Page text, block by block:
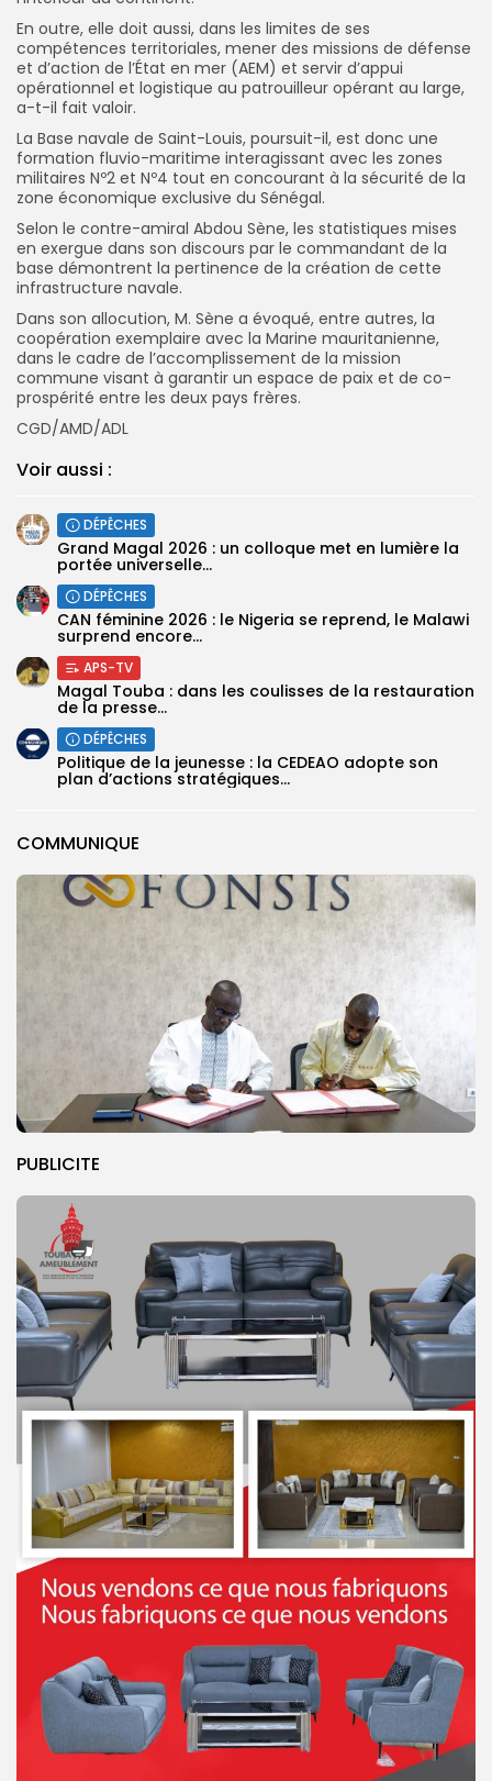
COMMUNIQUE
PUBLICITE
En outre, elle doit aussi, dans les limites de ses
compétences territoriales, mener des missions de défense
et d’action de l’État en mer (AEM) et servir d’appui
opérationnel et logistique au patrouilleur opérant au large,
a-t-il fait valoir.
La Base navale de Saint-Louis, poursuit-il, est donc une
formation fluvio-maritime interagissant avec les zones
militaires Nº2 et Nº4 tout en concourant à la sécurité de la
zone économique exclusive du Sénégal.
Selon le contre-amiral Abdou Sène, les statistiques mises
en exergue dans son discours par le commandant de la
base démontrent la pertinence de la création de cette
infrastructure navale.
Dans son allocution, M. Sène a évoqué, entre autres, la
coopération exemplaire avec la Marine mauritanienne,
dans le cadre de l’accomplissement de la mission
commune visant à garantir un espace de paix et de co-
prospérité entre les deux pays frères.
CGD/AMD/ADL
Voir aussi :
DÉPÊCHES
Grand Magal 2026 : un colloque met en lumière la
portée universelle...
DÉPÊCHES
‎CAN féminine 2026 : le Nigeria se reprend, le Malawi
surprend encore...
APS-TV
Magal Touba : dans les coulisses de la restauration
de la presse...
DÉPÊCHES
Politique de la jeunesse : la CEDEAO adopte son
plan d’actions stratégiques...